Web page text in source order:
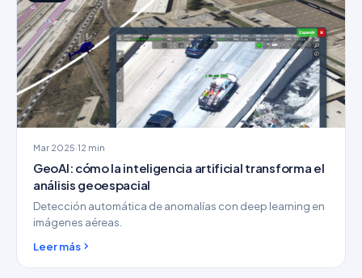
Mar 2025·12 min
GeoAI: cómo la inteligencia artificial transforma el
análisis geoespacial
Detección automática de anomalías con deep learning en
imágenes aéreas.
Leer más